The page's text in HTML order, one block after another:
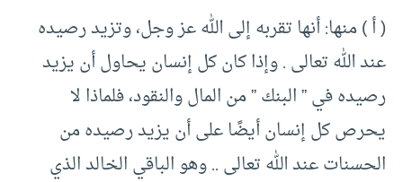
( أ ) منها: أنها تقربه إلى الله عز وجل، وتزيد رصيده
عند الله تعالى . وإذا كان كل إنسان يحاول أن يزيد
رصيده في ” البنك ” من المال والنقود، فلماذا لا
يحرص كل إنسان أيضًا على أن يزيد رصيده من
الحسنات عند الله تعالى .. وهو الباقي الخالد الذي